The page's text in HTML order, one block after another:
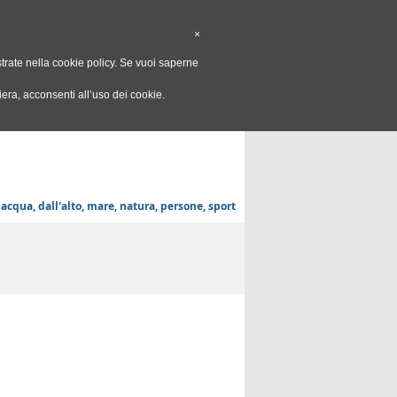
acqua, dall'alto, mare, natura, persone, sport
×
nella cookie policy. Se vuoi saperne
acconsenti all’uso dei cookie.